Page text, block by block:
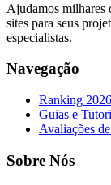
Ajudamos milhares
sites para seus
especialistas.
Navegação
Ranking 2026
Guias e
Avaliações
Sobre Nós